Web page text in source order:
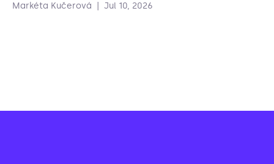
Markéta Kučerová Jul 10, 2026